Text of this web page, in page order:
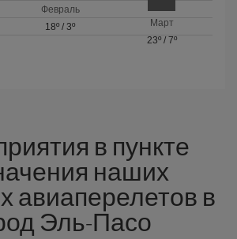
Февраль
18º / 3º
Март
23º/ 7º
в пункте
наших
авиаперелетов в
Эль-Пасо